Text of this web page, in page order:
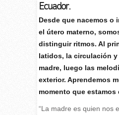
Ecuador.
Desde que nacemos o
el útero materno,
distinguir ritmos. Al
latidos, la circulación y
madre, luego las
exterior. Aprendemos
momento que estamos
“La madre es quien nos